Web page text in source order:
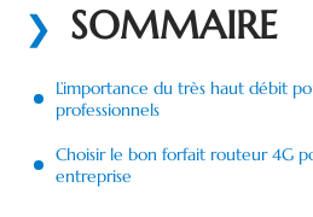
SOMMAIRE
L’importance du très haut débit
professionnels
Choisir le bon forfait routeur 4G
entreprise